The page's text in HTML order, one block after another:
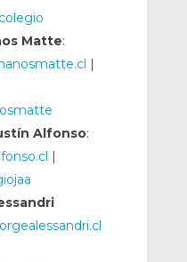
Matte:
|
Alfonso:
|